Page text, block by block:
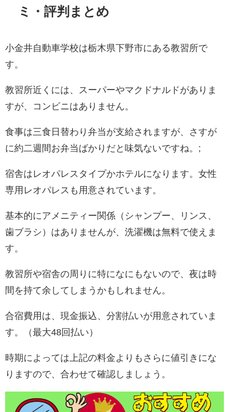
ミ・評判まとめ
小金井自動車学校は栃木県下野市にある教習所で
す。
教習所近くには、スーパーやマクドナルドがありま
すが、コンビニはありません。
食事は三食日替わり弁当が支給されますが、さすが
に約二週間お弁当ばかりだと味気ないですね。;
宿舎はレオパレスタイプかホテルになります。女性
専用レオパレスも用意されています。
基本的にアメニティー関係（シャンプー、リンス、
歯ブラシ）はありませんが、洗濯機は無料で使えま
す。
教習所や宿舎の周りに特になにもないので、夜は時
間を持て余してしまうかもしれません。
合宿費用は、現金振込、分割払いが用意されていま
す。（最大48回払い）
時期によっては上記の料金よりもさらに値引きにな
りますので、合わせて確認しましょう。